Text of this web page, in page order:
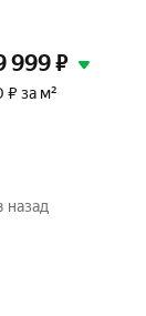
999₽
₽ за м²
назад